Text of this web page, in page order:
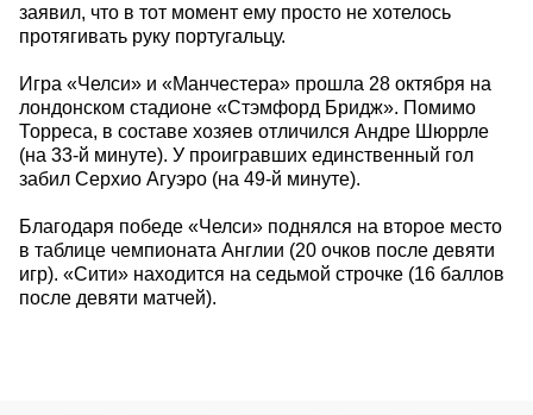
заявил, что в тот момент ему просто не хотелось
протягивать руку португальцу.
Игра «Челси» и «Манчестера» прошла 28 октября на
лондонском стадионе «Стэмфорд Бридж». Помимо
Торреса, в составе хозяев отличился Андре Шюррле
(на 33-й минуте). У проигравших единственный гол
забил Серхио Агуэро (на 49-й минуте).
Благодаря победе «Челси» поднялся на второе место
в таблице чемпионата Англии (20 очков после девяти
игр). «Сити» находится на седьмой строчке (16 баллов
после девяти матчей).